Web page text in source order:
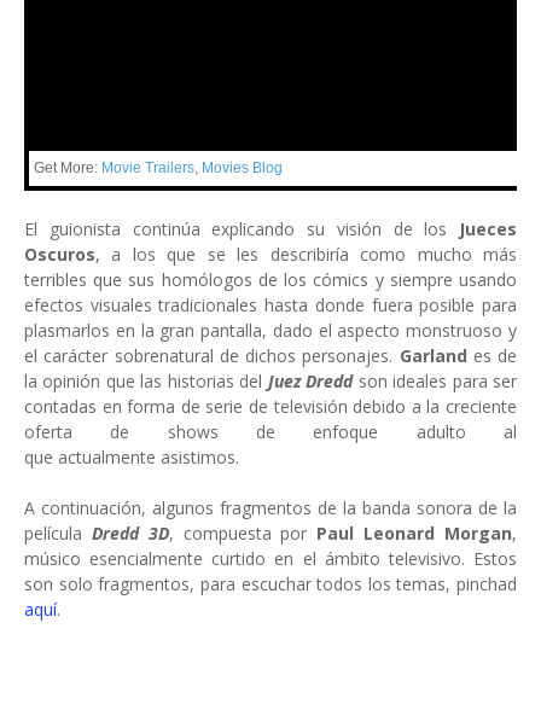
Get More: Movie Trailers, Movies Blog
El guionista continúa explicando su visión de los
Jueces
Oscuros, a los que se les describiría como mucho más
terribles que sus homólogos de los cómics y siempre usando
efectos visuales tradicionales hasta donde fuera posible para
plasmarlos en la gran pantalla, dado el aspecto monstruoso y
el carácter sobrenatural de dichos personajes. Garland es de
la opinión que las historias del Juez Dreddson ideales para ser
contadas en forma de serie de televisión debido a la creciente
oferta de shows de enfoque adulto al
que actualmente asistimos.
A continuación, algunos fragmentos de la banda sonora de la
película Dredd 3D, compuesta por Paul Leonard Morgan,
músico esencialmente curtido en el ámbito televisivo. Estos
son solo fragmentos, para escuchar todos los temas, pinchad
aquí.